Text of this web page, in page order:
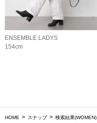
ENSEMBLE LADYS
154cm
HOME スナップ 検索結果(WOMEN)